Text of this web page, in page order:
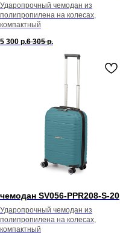
Ударопрочный чемодан из
полипропилена на колесах,
компактный
5 300 р.6 305 р.
чемодан SV056-PPR208-S-20
Ударопрочный чемодан из
полипропилена на колесах,
компактный